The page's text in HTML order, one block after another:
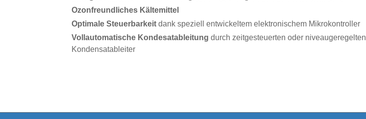
Ozonfreundliches Kältemittel
Optimale Steuerbarkeit dank speziell entwickeltem elektronischem Mikrokontroller
Vollautomatische Kondesatableitung durch zeitgesteuerten oder niveaugeregelten
Kondensatableiter